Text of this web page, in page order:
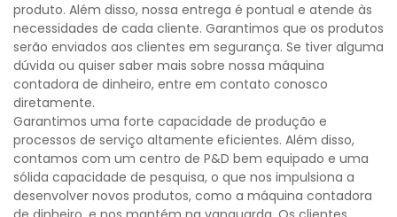
produto. Além disso, nossa entrega é pontual e atende às
necessidades de cada cliente. Garantimos que os produtos
serão enviados aos clientes em segurança. Se tiver alguma
dúvida ou quiser saber mais sobre nossa máquina
contadora de dinheiro, entre em contato conosco
diretamente.
Garantimos uma forte capacidade de produção e
processos de serviço altamente eficientes. Além disso,
contamos com um centro de P&D bem equipado e uma
sólida capacidade de pesquisa, o que nos impulsiona a
desenvolver novos produtos, como a máquina contadora